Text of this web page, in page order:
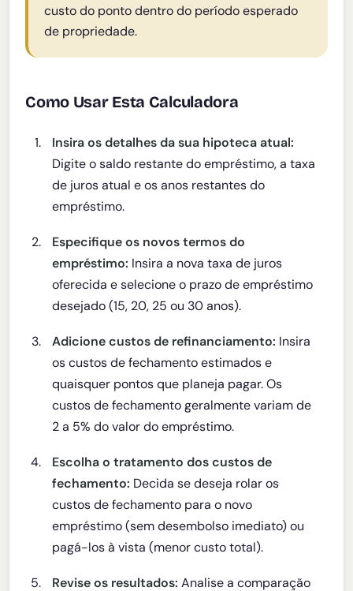
custo do ponto dentro do período esperado
de propriedade.
Como Usar Esta Calculadora
Insira os detalhes da sua hipoteca atual:
Digite o saldo restante do empréstimo, a taxa
de juros atual e os anos restantes do
empréstimo.
Especifique os novos termos do
empréstimo: Insira a nova taxa de juros
oferecida e selecione o prazo de empréstimo
desejado (15, 20, 25 ou 30 anos).
Adicione custos de refinanciamento: Insira
os custos de fechamento estimados e
quaisquer pontos que planeja pagar. Os
custos de fechamento geralmente variam de
2 a 5% do valor do empréstimo.
Escolha o tratamento dos custos de
fechamento: Decida se deseja rolar os
custos de fechamento para o novo
empréstimo (sem desembolso imediato) ou
pagá-los à vista (menor custo total).
Revise os resultados: Analise a comparação